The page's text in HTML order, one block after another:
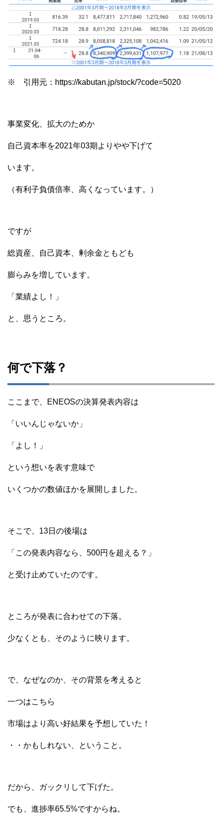
※ 引用元：https://kabutan.jp/stock/?code=5020
事業変化、拡大のためか
自己資本率を2021年03期よりやや下げて
います。
（有利子負債倍率、高くなっています。）
ですが
総資産、自己資本、剰余金ともども
膨らみを増しています。
「業績よし！」
と、思うところ。
何で下落？
ここまで、ENEOSの決算発表内容は
「いいんじゃないか」
「よし！」
という想いを表す意味で
いくつかの数値ほかを展開しました。
そこで、13日の後場は
「この発表内容なら、500円を超える？」
と受け止めていたのです。
ところが発表に合わせての下落。
少なくとも、そのように映ります。
で、なぜなのか、その背景を考えると
一つはこちら
市場はより高い好結果を予想していた！
・・かもしれない、ということ。
だから、ガックリして下げた。
でも、進捗率65.5%ですからね。